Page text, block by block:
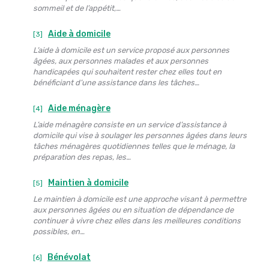
sommeil et de l’appétit,…
[3] Aide à domicile
L’aide à domicile est un service proposé aux personnes
âgées, aux personnes malades et aux personnes
handicapées qui souhaitent rester chez elles tout en
bénéficiant d’une assistance dans les tâches…
[4] Aide ménagère
L’aide ménagère consiste en un service d’assistance à
domicile qui vise à soulager les personnes âgées dans leurs
tâches ménagères quotidiennes telles que le ménage, la
préparation des repas, les…
[5] Maintien à domicile
Le maintien à domicile est une approche visant à permettre
aux personnes âgées ou en situation de dépendance de
continuer à vivre chez elles dans les meilleures conditions
possibles, en…
[6] Bénévolat